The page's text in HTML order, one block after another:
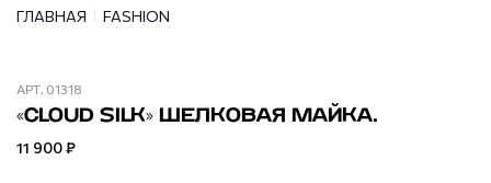
ГЛАВНАЯ FASHION
АРТ. 01318
«CLOUD SILK» ШЕЛКОВАЯ МАЙКА.
11 900 ₽